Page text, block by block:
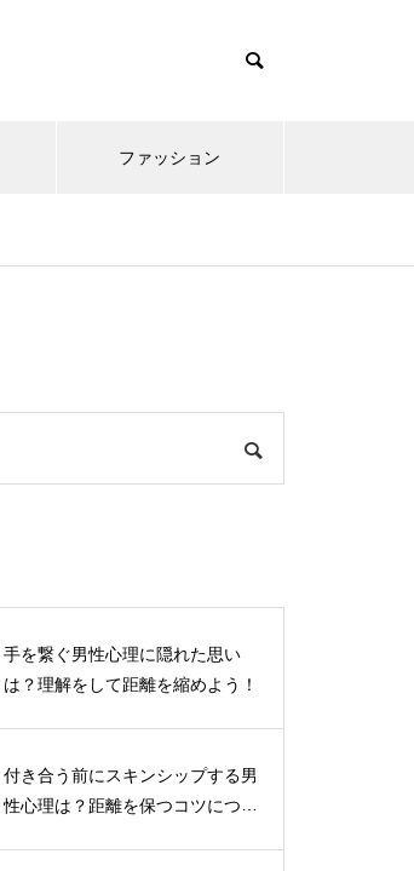
ファッション
手を繋ぐ男性心理に隠れた思い
は？理解をして距離を縮めよう！
付き合う前にスキンシップする男
性心理は？距離を保つコツについ